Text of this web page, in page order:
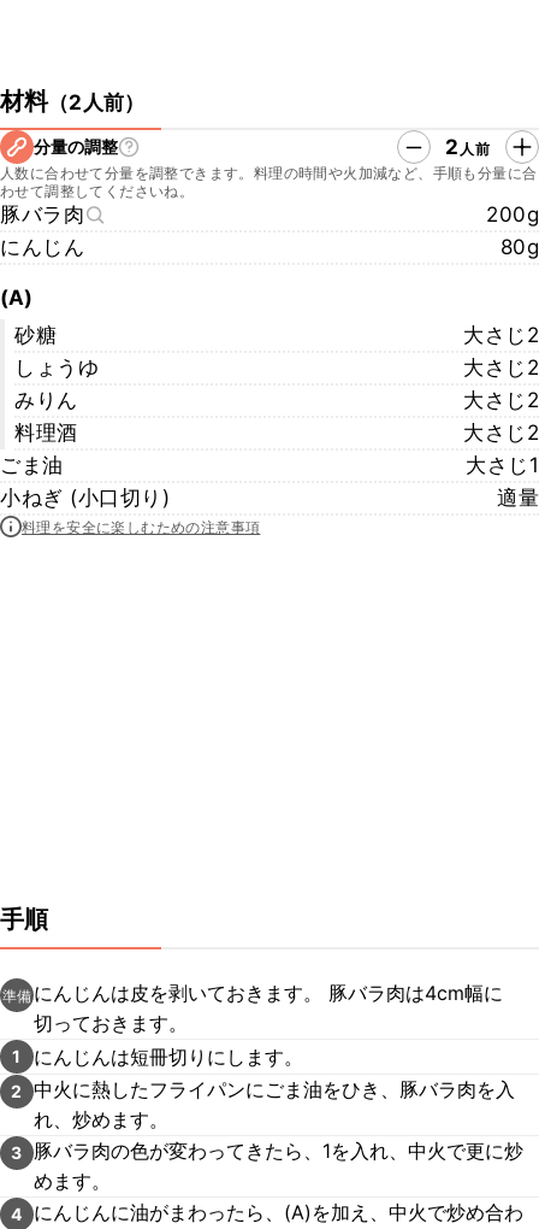
材料（2人前）
分量の調整 2 人前
人数に合わせて分量を調整できます。料理の時間や火加減など、手順も分量に合
わせて調整してくださいね。
豚バラ肉
200g
にんじん
80g
(A)
砂糖
大さじ2
しょうゆ
大さじ2
みりん
大さじ2
料理酒
大さじ2
ごま油
大さじ1
小ねぎ (小口切り)
適量
料理を安全に楽しむための注意事項
手順
準備 にんじんは皮を剥いておきます。 豚バラ肉は4cm幅に
切っておきます。
1 にんじんは短冊切りにします。
2
中火に熱したフライパンにごま油をひき、豚バラ肉を入
れ、炒めます。
3
豚バラ肉の色が変わってきたら、1を入れ、中火で更に炒
めます。
4
にんじんに油がまわったら、(A)を加え、中火で炒め合わ